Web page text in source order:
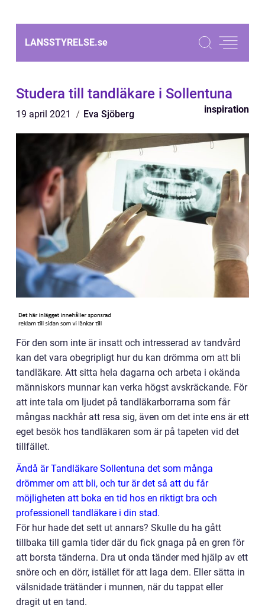
LANSSTYRELSE.se
Studera till tandläkare i Sollentuna
19 april 2021 Eva Sjöberg inspiration
För den som inte är insatt och intresserad av tandvård
kan det vara obegripligt hur du kan drömma om att bli
tandläkare. Att sitta hela dagarna och arbeta i okända
människors munnar kan verka högst avskräckande. För
att inte tala om ljudet på tandläkarborrarna som får
mångas nackhår att resa sig, även om det inte ens är ett
eget besök hos tandläkaren som är på tapeten vid det
tillfället.
Ändå är Tandläkare Sollentuna det som många
drömmer om att bli, och tur är det så att du får
möjligheten att boka en tid hos en riktigt bra och
professionell tandläkare i din stad.
För hur hade det sett ut annars? Skulle du ha gått
tillbaka till gamla tider där du fick gnaga på en gren för
att borsta tänderna. Dra ut onda tänder med hjälp av ett
snöre och en dörr, istället för att laga dem. Eller sätta in
välsnidade trätänder i munnen, när du tappat eller
dragit ut en tand.